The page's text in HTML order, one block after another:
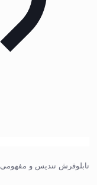
تابلوفرش تندیس و مفهومی